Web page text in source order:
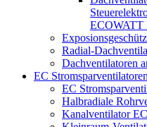
ECOWATT
Radial-
Dachventilatoren
EC Stromsparventilatoren
EC
Halbradiale
Kanalventilator